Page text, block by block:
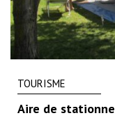
TOURISME
Aire de